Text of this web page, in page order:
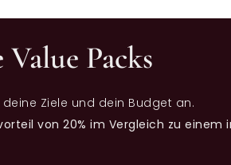
Packs
Ziele und dein Budget an.
von 20% im Vergleich zu einem